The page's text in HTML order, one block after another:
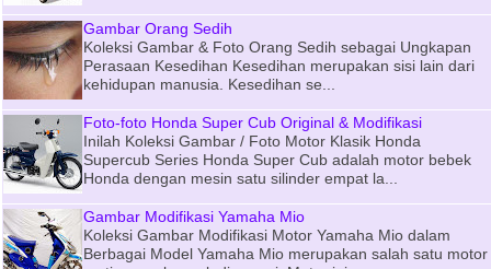
Gambar Orang Sedih
Koleksi Gambar & Foto Orang Sedih sebagai Ungkapan
Perasaan Kesedihan Kesedihan merupakan sisi lain dari
kehidupan manusia. Kesedihan se...
Foto-foto Honda Super Cub Original & Modifikasi
Inilah Koleksi Gambar / Foto Motor Klasik Honda
Supercub Series Honda Super Cub adalah motor bebek
Honda dengan mesin satu silinder empat la...
Gambar Modifikasi Yamaha Mio
Koleksi Gambar Modifikasi Motor Yamaha Mio dalam
Berbagai Model Yamaha Mio merupakan salah satu motor